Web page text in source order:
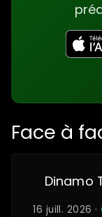
Face à
Dinamo
16 juill. 2026 ·